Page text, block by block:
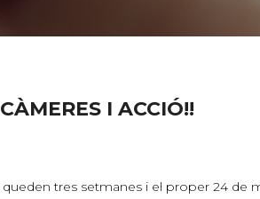
I ACCIÓ!!
tres setmanes i el proper 24 de